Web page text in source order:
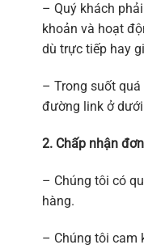
– Quý khách
khoản và hoạt
dù trực tiếp hay
– Trong suốt
đường link ở
2. Chấp nhận
– Chúng tôi có
hàng.
– Chúng tôi cam